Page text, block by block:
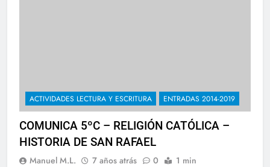
ACTIVIDADES LECTURA Y ESCRITURA ENTRADAS 2014-2019
COMUNICA 5ºC – RELIGIÓN CATÓLICA –
HISTORIA DE SAN RAFAEL
Manuel M.L. 7 años atrás 0 1 min